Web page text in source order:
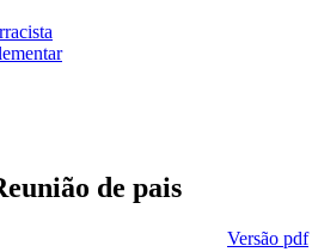
de pais
Versão pdf